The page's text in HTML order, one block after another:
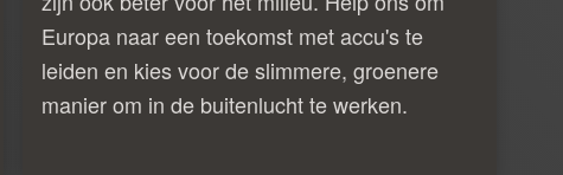
Europa naar een toekomst met accu's te
leiden en kies voor de slimmere, groenere
manier om in de buitenlucht te werken.